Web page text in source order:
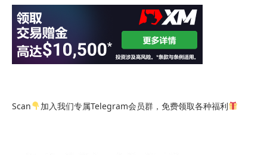
Scan 加入我们专属Telegram会员群，免费领取各种福利